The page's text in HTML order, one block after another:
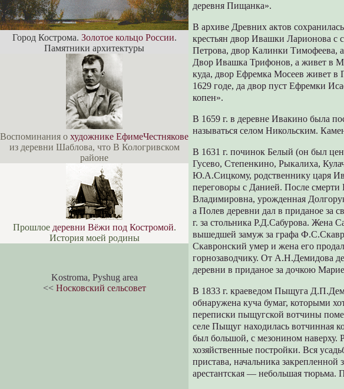
деревня Пищанка».
В архиве Древних актов
крестьян двор Ивашки Ларионова
Петрова, двор Калинки Тимофеева,
Двор Ивашка Трифонов, а живет в
куда, двор Ефремка Мосеев живет в
1629 годе, да двор пуст Ефремки
копен».
В 1659 г. в деревне Ивакино была
называться селом Никольским.
В 1631 г. починок Белый (он был
Гусево, Степенкино, Рыкалиха,
Ю.А.Сицкому, родственнику царя
переговоры с Данией. После
Владимировна, урожденная
а Полев деревни дал в приданое за
г. за стольника Р.Д.Сабурова. Жена
вышедшей замуж за графа
Скавронский умер и жена его
горнозаводчику. От А.Н.Демидова
деревни в приданое за дочкою
В 1833 г. краеведом Пыщуга
обнаружена куча бумаг, которыми
переписки пыщугской вотчины
селе Пыщуг находилась вотчинная
был большой, с мезонином наверху.
хозяйственные постройки. Вся
пристава, начальника
арестантская — небольшая
Город Кострома. Золотое кольцо России.
Памятники архитектуры
Воспоминания о художнике ЕфимеЧестнякове
из деревни Шаблова, что В Кологривском
районе
Прошлое деревни Вёжи под Костромой.
История моей родины
Kostroma, Pyshug area
<< Носковский сельсовет